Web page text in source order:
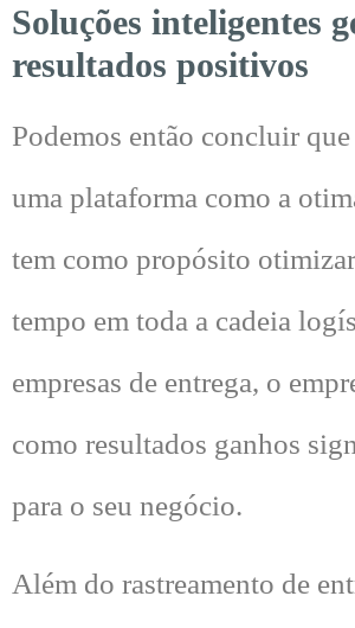
Soluções inteligentes
resultados positivos
Podemos então concluir
uma plataforma como a
tem como propósito
tempo em toda a cadeia
empresas de entrega, o
como resultados ganhos
para o seu negócio.
Além do rastreamento de